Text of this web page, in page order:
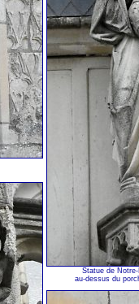
Statue de
au-dessus du